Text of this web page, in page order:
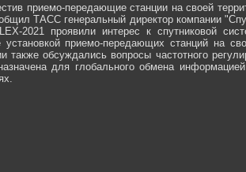
приемо-передающие станции на своей
ТАСС генеральный директор компании
2021 проявили интерес к спутниковой
приемо-передающих станций на
обсуждались вопросы частотного
для глобального обмена